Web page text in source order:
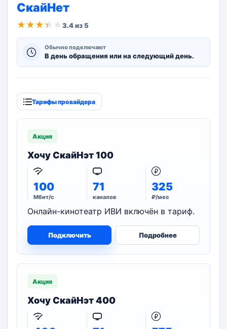
СкайНет
★ ★ ★ ★ ★3.4 из 5
Обычно подключают
В день обращения или на следующий день.
Тарифы провайдера
Акция
Хочу СкайНэт 100
100
Мбит/с
71
каналов
325
₽/мес
Онлайн-кинотеатр ИВИ включён в тариф.
Подключить Подробнее
Акция
Хочу СкайНэт 400